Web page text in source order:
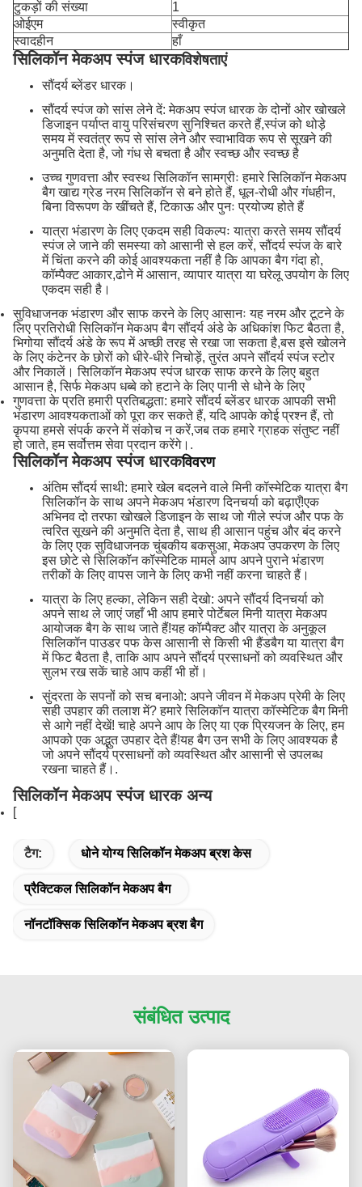
टुकड़ों की संख्या
1
ओईएम
स्वीकृत
स्वादहीन
हाँ
सिलिकॉन मेकअप स्पंज धारकविशेषताएं
सौंदर्य ब्लेंडर धारक।
सौंदर्य स्पंज को सांस लेने दें: मेकअप स्पंज धारक के दोनों ओर खोखले
डिजाइन पर्याप्त वायु परिसंचरण सुनिश्चित करते हैं,स्पंज को थोड़े
समय में स्वतंत्र रूप से सांस लेने और स्वाभाविक रूप से सूखने की
अनुमति देता है, जो गंध से बचता है और स्वच्छ और स्वच्छ है
उच्च गुणवत्ता और स्वस्थ सिलिकॉन सामग्रीः हमारे सिलिकॉन मेकअप
बैग खाद्य ग्रेड नरम सिलिकॉन से बने होते हैं, धूल-रोधी और गंधहीन,
बिना विरूपण के खींचते हैं, टिकाऊ और पुनः प्रयोज्य होते हैं
यात्रा भंडारण के लिए एकदम सही विकल्पः यात्रा करते समय सौंदर्य
स्पंज ले जाने की समस्या को आसानी से हल करें, सौंदर्य स्पंज के बारे
में चिंता करने की कोई आवश्यकता नहीं है कि आपका बैग गंदा हो,
कॉम्पैक्ट आकार,ढोने में आसान, व्यापार यात्रा या घरेलू उपयोग के लिए
एकदम सही है।
सुविधाजनक भंडारण और साफ करने के लिए आसानः यह नरम और टूटने के
लिए प्रतिरोधी सिलिकॉन मेकअप बैग सौंदर्य अंडे के अधिकांश फिट बैठता है,
भिगोया सौंदर्य अंडे के रूप में अच्छी तरह से रखा जा सकता है,बस इसे खोलने
के लिए कंटेनर के छोरों को धीरे-धीरे निचोड़ें, तुरंत अपने सौंदर्य स्पंज स्टोर
और निकालें। सिलिकॉन मेकअप स्पंज धारक साफ करने के लिए बहुत
आसान है, सिर्फ मेकअप धब्बे को हटाने के लिए पानी से धोने के लिए
गुणवत्ता के प्रति हमारी प्रतिबद्धता: हमारे सौंदर्य ब्लेंडर धारक आपकी सभी
भंडारण आवश्यकताओं को पूरा कर सकते हैं, यदि आपके कोई प्रश्न हैं, तो
कृपया हमसे संपर्क करने में संकोच न करें,जब तक हमारे ग्राहक संतुष्ट नहीं
हो जाते, हम सर्वोत्तम सेवा प्रदान करेंगे।.
सिलिकॉन मेकअप स्पंज धारकविवरण
अंतिम सौंदर्य साथी: हमारे खेल बदलने वाले मिनी कॉस्मेटिक यात्रा बैग
सिलिकॉन के साथ अपने मेकअप भंडारण दिनचर्या को बढ़ाएँ!एक
अभिनव दो तरफा खोखले डिजाइन के साथ जो गीले स्पंज और पफ के
त्वरित सूखने की अनुमति देता है, साथ ही आसान पहुंच और बंद करने
के लिए एक सुविधाजनक चुंबकीय बकसुआ, मेकअप उपकरण के लिए
इस छोटे से सिलिकॉन कॉस्मेटिक मामले आप अपने पुराने भंडारण
तरीकों के लिए वापस जाने के लिए कभी नहीं करना चाहते हैं।
यात्रा के लिए हल्का, लेकिन सही देखो: अपने सौंदर्य दिनचर्या को
अपने साथ ले जाएं जहाँ भी आप हमारे पोर्टेबल मिनी यात्रा मेकअप
आयोजक बैग के साथ जाते हैं!यह कॉम्पैक्ट और यात्रा के अनुकूल
सिलिकॉन पाउडर पफ केस आसानी से किसी भी हैंडबैग या यात्रा बैग
में फिट बैठता है, ताकि आप अपने सौंदर्य प्रसाधनों को व्यवस्थित और
सुलभ रख सकें चाहे आप कहीं भी हों।
सुंदरता के सपनों को सच बनाओ: अपने जीवन में मेकअप प्रेमी के लिए
सही उपहार की तलाश में? हमारे सिलिकॉन यात्रा कॉस्मेटिक बैग मिनी
से आगे नहीं देखें! चाहे अपने आप के लिए या एक प्रियजन के लिए, हम
आपको एक अद्भुत उपहार देते हैं!यह बैग उन सभी के लिए आवश्यक है
जो अपने सौंदर्य प्रसाधनों को व्यवस्थित और आसानी से उपलब्ध
रखना चाहते हैं।.
सिलिकॉन मेकअप स्पंज धारक अन्य
[
टैग: धोने योग्य सिलिकॉन मेकअप ब्रश केस
प्रैक्टिकल सिलिकॉन मेकअप बैग
नॉनटॉक्सिक सिलिकॉन मेकअप ब्रश बैग
संबंधित उत्पाद